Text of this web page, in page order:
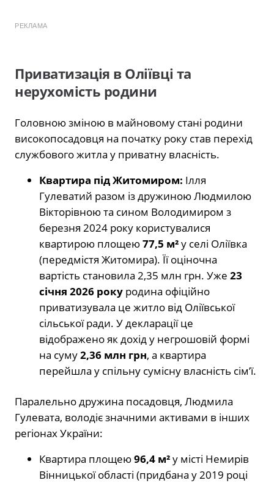
РЕКЛАМА
Приватизація в Оліївці та
нерухомість родини
Головною зміною в майновому стані родини
високопосадовця на початку року став перехід
службового житла у приватну власність.
Квартира під Житомиром: Ілля
Гулеватий разом із дружиною Людмилою
Вікторівною та сином Володимиром з
березня 2024 року користувалися
квартирою площею77,5 м²у селі Оліївка
(передмістя Житомира). Її оціночна
вартість становила 2,35 млн грн. Уже 23
січня 2026 року родина офіційно
приватизувала це житло від Оліївської
сільської ради. У декларації це
відображено як дохід у негрошовій формі
на суму2,36 млн грн, а квартира
перейшла у спільну сумісну власність сім’ї.
Паралельно дружина посадовця, Людмила
Гулевата, володіє значними активами в інших
регіонах України:
Квартира площею96,4 м²у місті Немирів
Вінницької області (придбана у 2019 році